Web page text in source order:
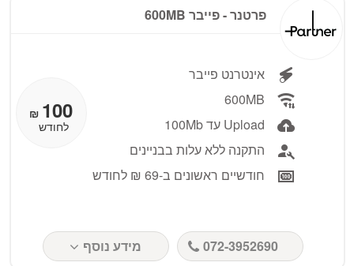
פרטנר - פייבר 600MB
אינטרנט פייבר
600MB
Upload עד 100Mb
התקנה ללא עלות בבניינים
חודשיים ראשונים ב-69 ₪ לחודש
100
₪
לחודש
072-3952690 מידע נוסף